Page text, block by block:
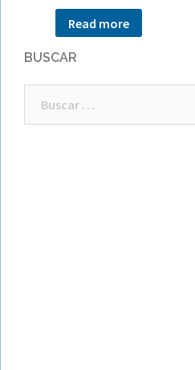
Read more
BUSCAR